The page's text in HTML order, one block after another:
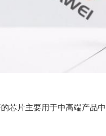
片主要用于中高端产品中